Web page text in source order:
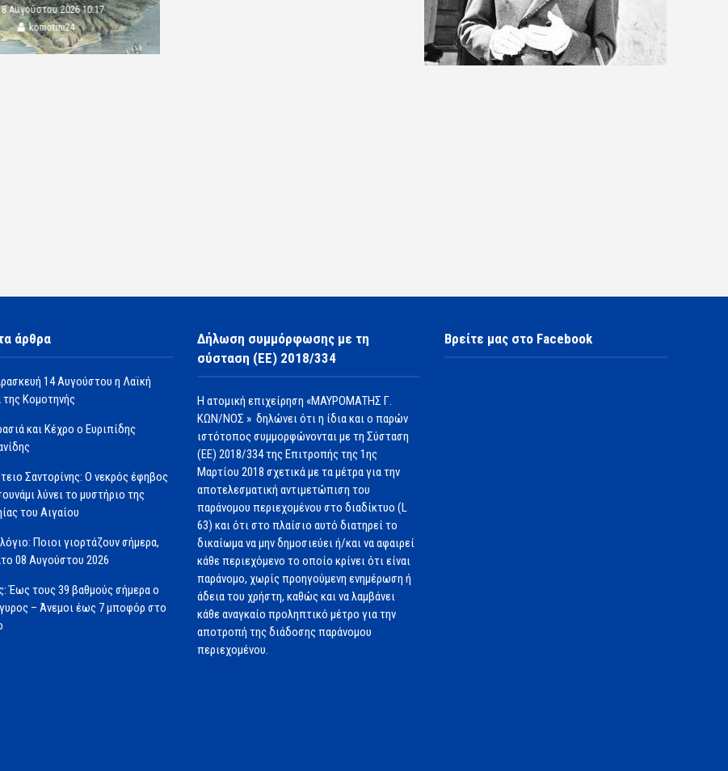
8 Αυγούστου 2026 10:17
komotini24
άρθρα
14 Αυγούστου η Λαϊκή
Κομοτηνής
και Κέχρο ο Ευριπίδης
Σαντορίνης: Ο νεκρός έφηβος
λύνει το μυστήριο της
του Αιγαίου
Ποιοι γιορτάζουν σήμερα,
08 Αυγούστου 2026
Έως τους 39 βαθμούς σήμερα ο
– Άνεμοι έως 7 μποφόρ στο
Δήλωση συμμόρφωσης με τη
σύσταση (ΕΕ) 2018/334
Η ατομική επιχείρηση «ΜΑΥΡΟΜΑΤΗΣ Γ.
ΚΩΝ/ΝΟΣ » δηλώνει ότι η ίδια και ο παρών
ιστότοπος συμμορφώνονται με τη Σύσταση
(ΕΕ) 2018/334 της Επιτροπής της 1ης
Μαρτίου 2018 σχετικά με τα μέτρα για την
αποτελεσματική αντιμετώπιση του
παράνομου περιεχομένου στο διαδίκτυο (L
63) και ότι στο πλαίσιο αυτό διατηρεί το
δικαίωμα να μην δημοσιεύει ή/και να αφαιρεί
κάθε περιεχόμενο το οποίο κρίνει ότι είναι
παράνομο, χωρίς προηγούμενη ενημέρωση ή
άδεια του χρήστη, καθώς και να λαμβάνει
κάθε αναγκαίο προληπτικό μέτρο για την
αποτροπή της διάδοσης παράνομου
περιεχομένου.
Βρείτε μας στο Facebook